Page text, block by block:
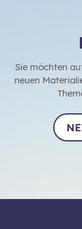
Sie möchten
neuen